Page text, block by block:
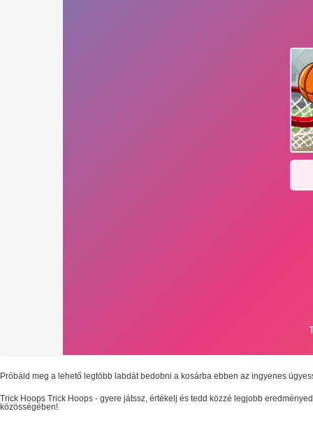
Próbáld meg a lehető legtöbb labdát bedobni a kosárba ebben az ingyenes
Trick Hoops - gyere játssz, értékelj és tedd közzé legjobb
Trick Hoops
közösségében!